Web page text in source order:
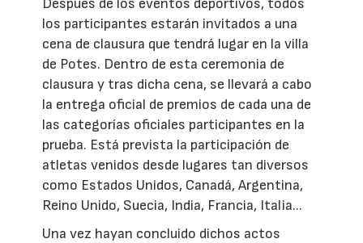
los participantes estarán invitados a una
cena de clausura que tendrá lugar en la villa
de Potes. Dentro de esta ceremonia de
clausura y tras dicha cena, se llevará a cabo
la entrega oficial de premios de cada una de
las categorías oficiales participantes en la
prueba. Está prevista la participación de
atletas venidos desde lugares tan diversos
como Estados Unidos, Canadá, Argentina,
Reino Unido, Suecia, India, Francia, Italia...
Una vez hayan concluido dichos actos